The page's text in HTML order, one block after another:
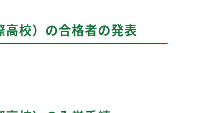
高校）の合格者の発表